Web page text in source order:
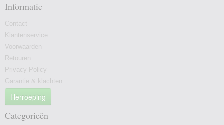
Informatie
Contact
Klantenservice
Voorwaarden
Retouren
Privacy Policy
Garantie & klachten
Herroeping
Categorieën